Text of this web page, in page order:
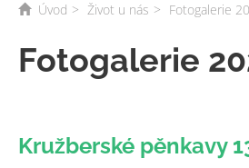
Úvod Život u nás Fotogalerie
Fotogalerie
Kružberské pěnkavy